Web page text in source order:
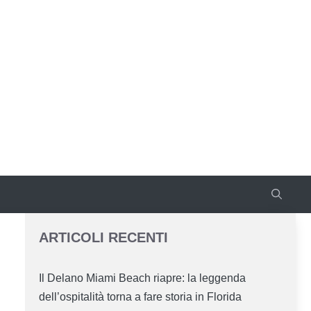
ARTICOLI RECENTI
Il Delano Miami Beach riapre: la leggenda
dell’ospitalità torna a fare storia in Florida